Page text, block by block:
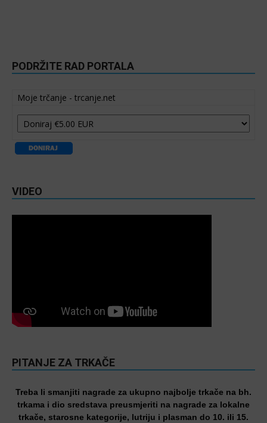
PODRŽITE RAD PORTALA
Moje trčanje - trcanje.net
VIDEO
PITANJE ZA TRKAČE
Treba li smanjiti nagrade za ukupno najbolje trkače na bh.
trkama i dio sredstava preusmjeriti na nagrade za lokalne
trkače, starosne kategorije, lutriju i plasman do 10. ili 15.